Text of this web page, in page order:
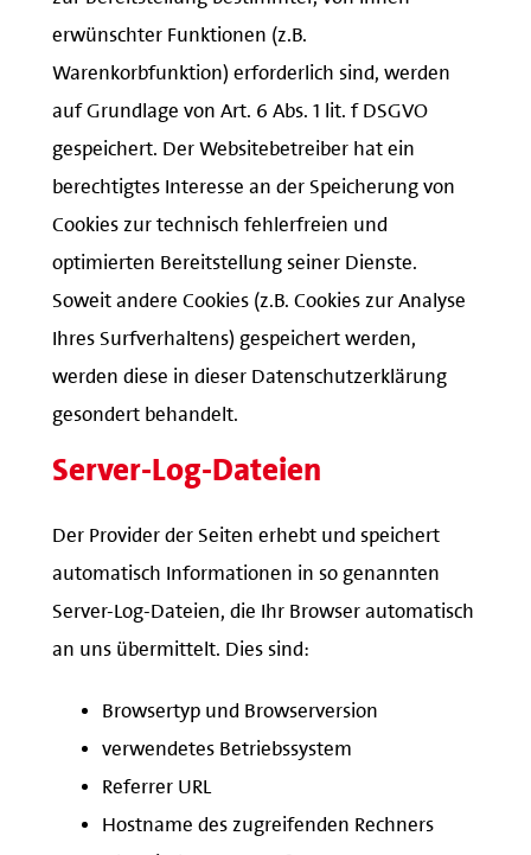
erwünschter Funktionen (z.B.
Warenkorbfunktion) erforderlich sind, werden
auf Grundlage von Art. 6 Abs. 1 lit. f DSGVO
gespeichert. Der Websitebetreiber hat ein
berechtigtes Interesse an der Speicherung von
Cookies zur technisch fehlerfreien und
optimierten Bereitstellung seiner Dienste.
Soweit andere Cookies (z.B. Cookies zur Analyse
Ihres Surfverhaltens) gespeichert werden,
werden diese in dieser Datenschutzerklärung
gesondert behandelt.
Server-Log-Dateien
Der Provider der Seiten erhebt und speichert
automatisch Informationen in so genannten
Server-Log-Dateien, die Ihr Browser automatisch
an uns übermittelt. Dies sind:
Browsertyp und Browserversion
verwendetes Betriebssystem
Referrer URL
Hostname des zugreifenden Rechners